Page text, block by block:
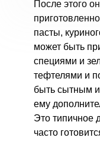
После этого
пасты,
может быть
специями и
тефтелями и
быть сытным
ему
Это типичное
часто